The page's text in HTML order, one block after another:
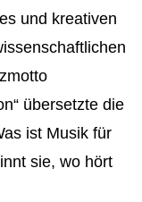
und kreativen
übersetzte die
ist Musik für
sie, wo hört